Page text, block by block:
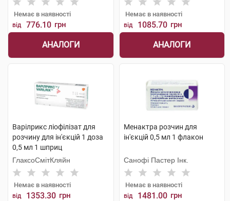
Немає в наявності
від 776.10 грн
АНАЛОГИ
Немає в наявності
від 1085.70 грн
АНАЛОГИ
Варілрикс ліофілізат для
розчину для ін'єкцій 1 доза
0,5 мл 1 шприц
ГлаксоСмітКляйн
Немає в наявності
від 1353.30 грн
Менактра розчин для
ін'єкцій 0,5 мл 1 флакон
Санофі Пастер Інк.
Немає в наявності
від 1481.00 грн